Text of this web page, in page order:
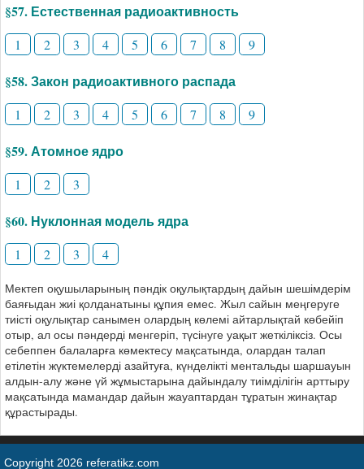
§57. Естественная радиоактивность
1 2 3 4 5 6 7 8 9
§58. Закон радиоактивного распада
1 2 3 4 5 6 7 8 9
§59. Атомное ядро
1 2 3
§60. Нуклонная модель ядра
1 2 3 4
Мектеп оқушыларының пәндік оқулықтардың дайын шешімдерім
баяғыдан жиі қолданатыны құпия емес. Жыл сайын меңгеруге
тиісті оқулықтар санымен олардың көлемі айтарлықтай көбейіп
отыр, ал осы пәндерді менгеріп, түсінуге уақыт жеткіліксіз. Осы
себеппен балаларға көмектесу мақсатында, олардан талап
етілетін жүктемелерді азайтуға, күнделікті ментальды шаршауын
алдын-алу және үй жұмыстарына дайындалу тиімділігін арттыру
мақсатында мамандар дайын жауаптардан тұратын жинақтар
құрастырады.
Copyright 2026 referatikz.com